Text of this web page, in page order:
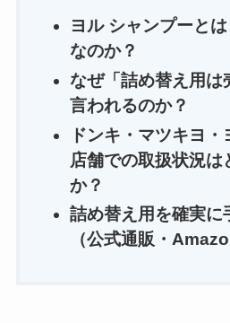
ヨル シャンプーと
なのか？
なぜ「詰め替え用は
言われるのか？
ドンキ・マツキヨ
店舗での取扱状況は
か？
詰め替え用を確実に
（公式通販・